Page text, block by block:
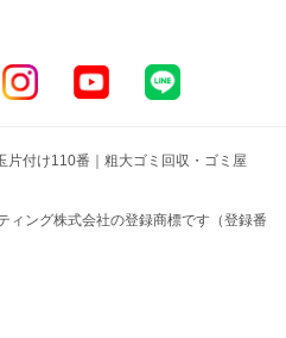
付け110番｜粗大ゴミ回収・ゴミ屋
ィング株式会社の登録商標です（登録番